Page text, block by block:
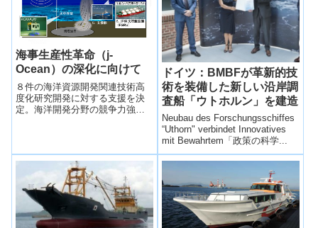
海事生産性革命（j-
Ocean）の深化に向けて
８件の海洋資源開発関連技術高
度化研究開発に対する支援を決
定。海洋開発分野の競争力強化
ドイツ：BMBFが革新的技
術を装備した新しい沿岸調
査船「ウトホルン」を建造
Neubau des Forschungsschiffes
“Uthorn" verbindet Innovatives
mit Bewahrtem「政策の科学...